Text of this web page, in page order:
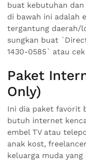
buat kebutuhan dan
di bawah ini adalah
tergantung daerah/
sungkan buat
1430-0585` atau
Paket
Only)
Ini dia paket favorit
butuh internet
embel TV atau
anak kost,
keluarga muda